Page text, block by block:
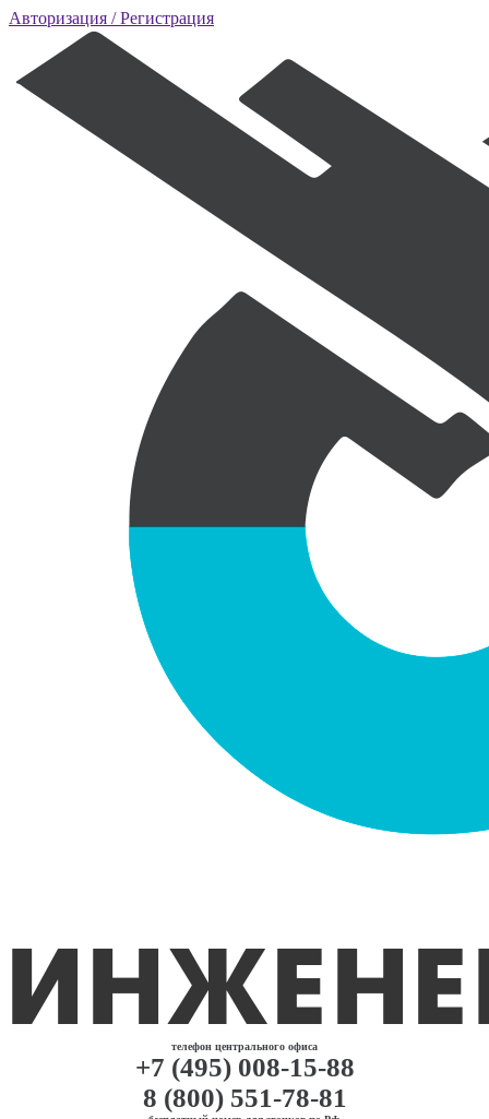
Авторизация / Регистрация
телефон центрального офиса
+7 (495) 008-15-88
8 (800) 551-78-81